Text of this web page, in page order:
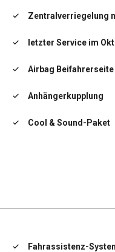
Zentralverriegelung
letzter Service im
Airbag Beifahrerseite
Anhängerkupplung
Cool & Sound-Paket
Fahrassistenz-